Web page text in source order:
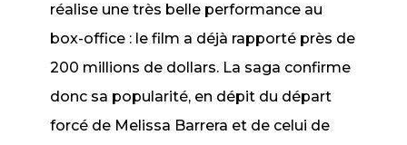
réalise une très belle performance au
box-office : le film a déjà rapporté près de
200 millions de dollars. La saga confirme
donc sa popularité, en dépit du départ
forcé de Melissa Barrera et de celui de